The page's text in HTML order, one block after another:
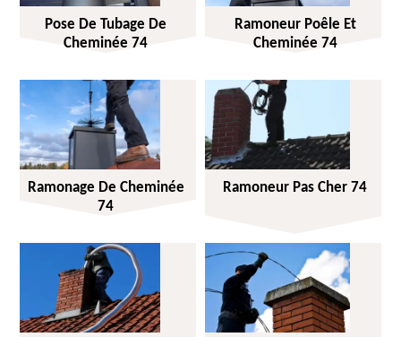
Pose De Tubage De
Cheminée 74
Ramoneur Poêle Et
Cheminée 74
Ramonage De Cheminée
74
Ramoneur Pas Cher 74